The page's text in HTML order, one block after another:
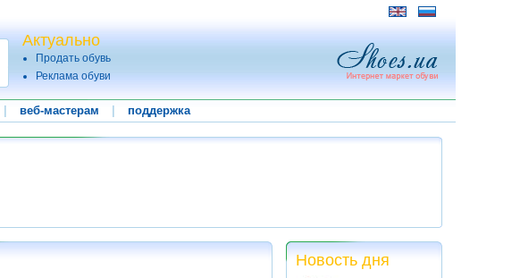
Актуально
Продать обувь
Реклама обуви
веб-мастерам поддержка
Новость дня